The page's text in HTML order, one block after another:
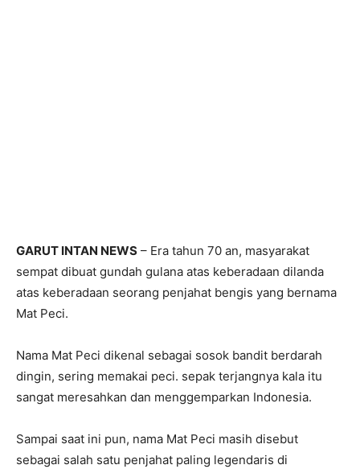
GARUT INTAN NEWS – Era tahun 70 an, masyarakat
sempat dibuat gundah gulana atas keberadaan dilanda
atas keberadaan seorang penjahat bengis yang bernama
Mat Peci.
Nama Mat Peci dikenal sebagai sosok bandit berdarah
dingin, sering memakai peci. sepak terjangnya kala itu
sangat meresahkan dan menggemparkan Indonesia.
Sampai saat ini pun, nama Mat Peci masih disebut
sebagai salah satu penjahat paling legendaris di